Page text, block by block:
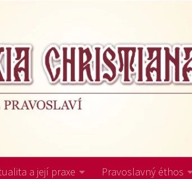
a její praxe Pravoslavný éthos